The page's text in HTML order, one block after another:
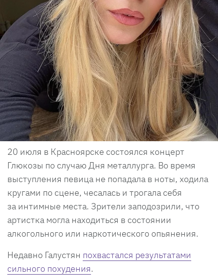
20 июля в Красноярске состоялся концерт
Глюкозы по случаю Дня металлурга. Во время
выступления певица не попадала в ноты, ходила
кругами по сцене, чесалась и трогала себя
за интимные места. Зрители заподозрили, что
артистка могла находиться в состоянии
алкогольного или наркотического опьянения.
Недавно Галустян похвастался результатами
сильного похудения.